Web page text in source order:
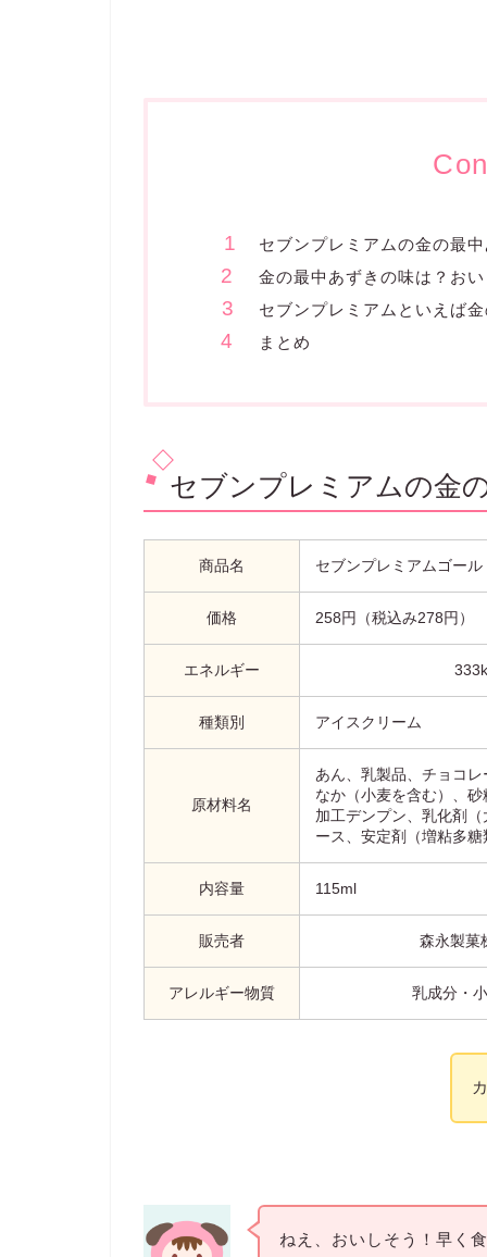
セブンプレミアムの金の最
金の最中あずきの味は？お
セブンプレミアムといえば
まとめ
セブンプレミアムの金
商品名 セブンプレミアムゴー
価格 258円（税込み278円）
エネルギー
種類別 アイスクリーム
原材料名
あん、乳製品、チョコ
なか（小麦を含む）、
加工デンプン、乳化剤
ース、安定剤（増粘多糖
内容量 115ml
販売者 森永製菓
アレルギー物質 乳成分・
ねえ、おいしそう！早く